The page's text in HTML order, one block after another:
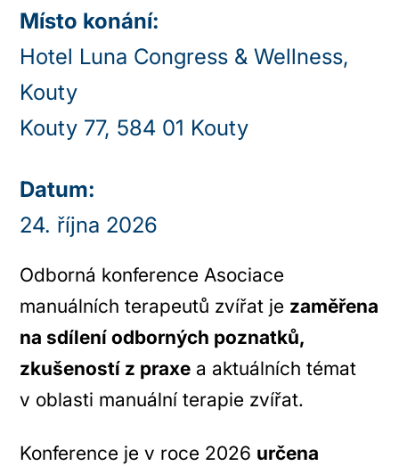
Místo konání:
Hotel Luna Congress & Wellness,
Kouty
Kouty 77, 584 01 Kouty
Datum:
24. října 2026
Odborná konference Asociace
manuálních terapeutů zvířat je zaměřena
na sdílení odborných poznatků,
zkušeností z praxe a aktuálních témat
v oblasti manuální terapie zvířat.
Konference je v roce 2026 určena